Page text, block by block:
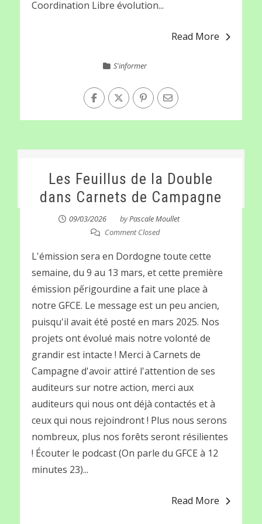
Coordination Libre évolution...
Read More
S'informer
Les Feuillus de la Double
dans Carnets de Campagne
09/03/2026 byPascale Moullet
Comment Closed
L'émission sera en Dordogne toute cette
semaine, du 9 au 13 mars, et cette première
émission pếrigourdine a fait une place à
notre GFCE. Le message est un peu ancien,
puisqu'il avait été posté en mars 2025. Nos
projets ont évolué mais notre volonté de
grandir est intacte ! Merci à Carnets de
Campagne d'avoir attiré l'attention de ses
auditeurs sur notre action, merci aux
auditeurs qui nous ont déjà contactés et à
ceux qui nous rejoindront ! Plus nous serons
nombreux, plus nos forêts seront résilientes
! Écouter le podcast (On parle du GFCE à 12
minutes 23)...
Read More